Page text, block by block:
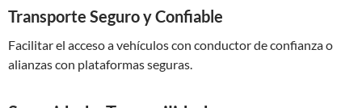
Transporte Seguro y Confiable
Facilitar el acceso a vehículos con conductor de confianza o
alianzas con plataformas seguras.